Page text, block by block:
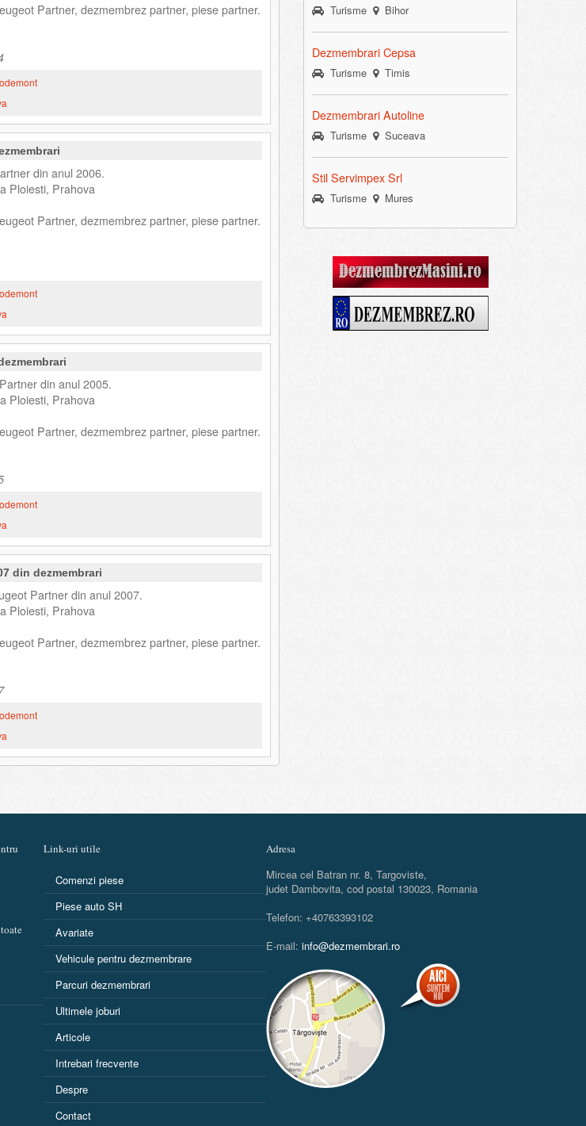
Partner, dezmembrez partner, piese partner.
din anul 2006.
Ploiesti, Prahova
Partner, dezmembrez partner, piese partner.
din anul 2005.
Ploiesti, Prahova
Partner, dezmembrez partner, piese partner.
din dezmembrari
Partner din anul 2007.
Ploiesti, Prahova
Partner, dezmembrez partner, piese partner.
Turisme Bihor
Dezmembrari Cepsa
Turisme Timis
Dezmembrari Autoline
Turisme Suceava
Stil Servimpex Srl
Turisme Mures
Link-uri utile
Comenzi piese
Piese auto SH
Avariate
Vehicule pentru dezmembrare
Parcuri dezmembrari
Ultimele joburi
Articole
Intrebari frecvente
Despre
Contact
Adresa
Mircea cel Batran nr. 8, Targoviste,
judet Dambovita, cod postal 130023, Romania
Telefon: +40763393102
E-mail:info@dezmembrari.ro